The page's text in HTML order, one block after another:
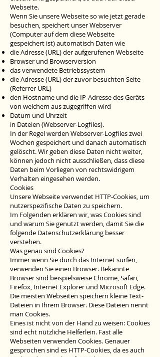
Webseite.
Wenn Sie unsere Webseite so wie jetzt gerade
besuchen, speichert unser Webserver
(Computer auf dem diese Webseite
gespeichert ist) automatisch Daten wie
die Adresse (URL) der aufgerufenen Webseite
Browser und Browserversion
das verwendete Betriebssystem
die Adresse (URL) der zuvor besuchten Seite
(Referrer URL)
den Hostname und die IP-Adresse des Geräts
von welchem aus zugegriffen wird
Datum und Uhrzeit
in Dateien (Webserver-Logfiles).
In der Regel werden Webserver-Logfiles zwei
Wochen gespeichert und danach automatisch
gelöscht. Wir geben diese Daten nicht weiter,
können jedoch nicht ausschließen, dass diese
Daten beim Vorliegen von rechtswidrigem
Verhalten eingesehen werden.
Cookies
Unsere Webseite verwendet HTTP-Cookies, um
nutzerspezifische Daten zu speichern.
Im Folgenden erklären wir, was Cookies sind
und warum Sie genutzt werden, damit Sie die
folgende Datenschutzerklärung besser
verstehen.
Was genau sind Cookies?
Immer wenn Sie durch das Internet surfen,
verwenden Sie einen Browser. Bekannte
Browser sind beispielsweise Chrome, Safari,
Firefox, Internet Explorer und Microsoft Edge.
Die meisten Webseiten speichern kleine Text-
Dateien in Ihrem Browser. Diese Dateien nennt
man Cookies.
Eines ist nicht von der Hand zu weisen: Cookies
sind echt nützliche Helferlein. Fast alle
Webseiten verwenden Cookies. Genauer
gesprochen sind es HTTP-Cookies, da es auch